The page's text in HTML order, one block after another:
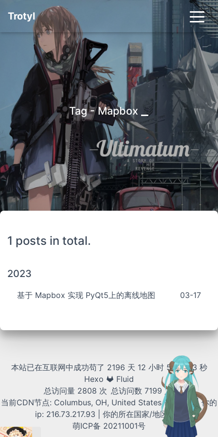
Trotyl
Tag - Mapbox _
1 posts in total.
2023
基于 Mapbox 实现 PyQt5上的离线地图 03-17
本站已在互联网中成功苟了 2196 天 12 小时 52 分 14 秒
Hexo
Fluid
总访问量 2808 次 总访问数 7199 人
当前CDN节点: Columbus, OH, United States - (CMH) | 你的
ip: 216.73.217.93 | 你的所在国家/地区: US
萌ICP备 20211001号